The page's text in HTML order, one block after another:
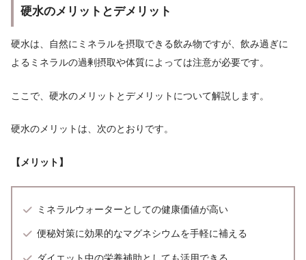
硬水のメリットとデメリット
硬水は、自然にミネラルを摂取できる飲み物ですが、飲み過ぎに
よるミネラルの過剰摂取や体質によっては注意が必要です。
ここで、硬水のメリットとデメリットについて解説します。
硬水のメリットは、次のとおりです。
【メリット】
ミネラルウォーターとしての健康価値が高い
便秘対策に効果的なマグネシウムを手軽に補える
ダイエット中の栄養補助としても活用できる